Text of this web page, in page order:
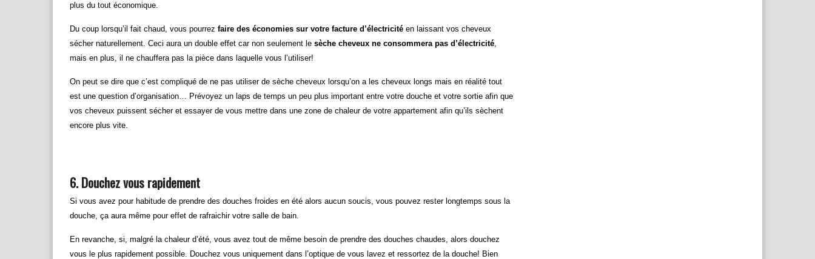
plus du tout économique.
Du coup lorsqu’il fait chaud, vous pourrez faire des économies sur votre facture d’électricité en laissant vos cheveux
sécher naturellement. Ceci aura un double effet car non seulement le sèche cheveux ne consommera pas d’électricité,
mais en plus, il ne chauffera pas la pièce dans laquelle vous l’utiliser!
On peut se dire que c’est compliqué de ne pas utiliser de sèche cheveux lorsqu’on a les cheveux longs mais en réalité tout
est une question d’organisation… Prévoyez un laps de temps un peu plus important entre votre douche et votre sortie afin que
vos cheveux puissent sécher et essayer de vous mettre dans une zone de chaleur de votre appartement afin qu’ils sèchent
encore plus vite.
6. Douchez vous rapidement
Si vous avez pour habitude de prendre des douches froides en été alors aucun soucis, vous pouvez rester longtemps sous la
douche, ça aura même pour effet de rafraichir votre salle de bain.
En revanche, si, malgré la chaleur d’été, vous avez tout de même besoin de prendre des douches chaudes, alors douchez
vous le plus rapidement possible. Douchez vous uniquement dans l’optique de vous lavez et ressortez de la douche! Bien